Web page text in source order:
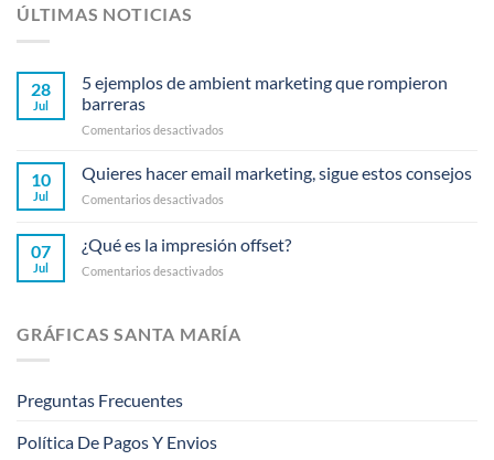
ÚLTIMAS NOTICIAS
28
Jul
5 ejemplos de ambient marketing que rompieron
barreras
Comentarios desactivados
ejemplos
de
ambient
que
barreras
10
Jul
Quieres hacer email marketing, sigue estos consejos
Comentarios desactivados
email
marketing,
consejos
07
Jul
¿Qué es la impresión offset?
Comentarios desactivados
la
impresión
GRÁFICAS SANTA MARÍA
Preguntas Frecuentes
Política De Pagos Y Envios